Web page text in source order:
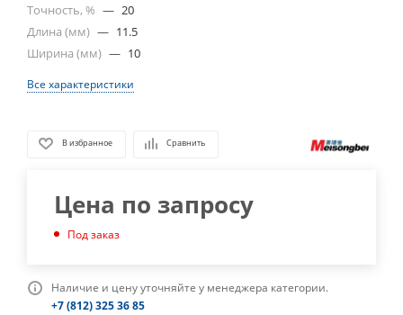
Точность, % — 20
Длина (мм) — 11.5
Ширина (мм) — 10
Все характеристики
В избранное Сравнить
Цена по запросу
Под заказ
Наличие и цену уточняйте у менеджера категории.
+7 (812) 325 36 85